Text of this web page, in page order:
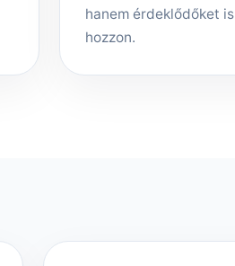
hanem érdeklődőket is
hozzon.